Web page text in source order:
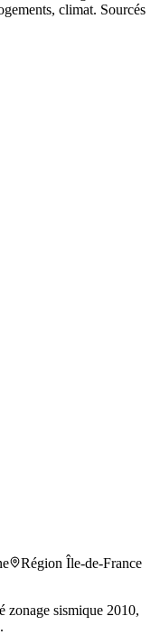
climat. Sourcés
Région Île-de-France
zonage sismique 2010,